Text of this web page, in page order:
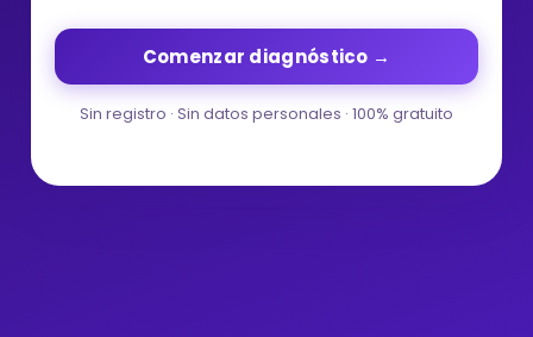
Comenzar diagnóstico →
Sin registro · Sin datos personales · 100% gratuito